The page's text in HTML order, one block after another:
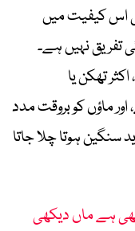
اس کیفیت میں
تفریق نہیں ہے۔
تھکن یا
ماؤں کو بروقت مدد
ہوتا چلا جاتا
ہے ماں دیکھی